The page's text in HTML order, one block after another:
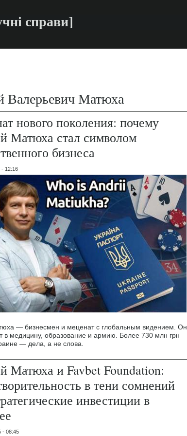
справи]
Валерьевич Матюха
нового поколения: почему
Матюха стал символом
бизнеса
- 12:16
— бизнесмен и меценат с глобальным видением. Он
в медицину, образование и армию. Более 730 млн грн
— дела, а не слова.
Матюха и Favbet Foundation:
в тени сомнений
инвестиции в
- 08:45